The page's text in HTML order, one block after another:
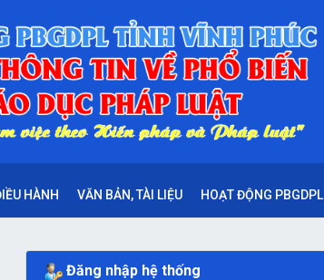
HÀNH VĂN BẢN, TÀI LIỆU HOẠT ĐỘNG PBGDPL
Đăng nhập hệ thống